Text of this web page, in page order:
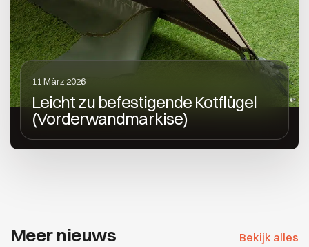
11 März 2026
Leicht zu befestigende Kotflügel
(Vorderwandmarkise)
Meer nieuws Bekijk alles